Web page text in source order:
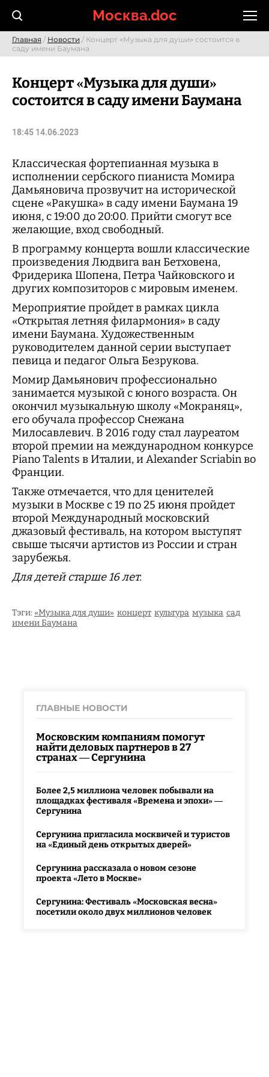
Москва.doc
Главная / Новости / Концерт «Музыка для души» состоится в
саду имени Баумана
Концерт «Музыка для души»
состоится в саду имени Баумана
18:45 14.06.2023
Классическая фортепианная музыка в
исполнении сербского пианиста Момира
Дамьяновича прозвучит на исторической
сцене «Ракушка» в саду имени Баумана 19
июня, с 19:00 до 20:00. Прийти смогут все
желающие, вход свободный.
В программу концерта вошли классические
произведения Людвига ван Бетховена,
Фридерика Шопена, Петра Чайковского и
других композиторов с мировым именем.
Мероприятие пройдет в рамках цикла
«Открытая летняя филармония» в саду
имени Баумана. Художественным
руководителем данной серии выступает
певица и педагог Ольга Безрукова.
Момир Дамьянович профессионально
занимается музыкой с юного возраста. Он
окончил музыкальную школу «Мокраняц»,
его обучала профессор Снежана
Милосавлевич. В 2016 году стал лауреатом
второй премии на международном конкурсе
Piano Talents в Италии, и Alexander Scriabin во
Франции.
Также отмечается, что для ценителей
музыки в Москве с 19 по 25 июня пройдет
второй Международный московский
джазовый фестиваль, на котором выступят
свыше тысячи артистов из России и стран
зарубежья.
Для детей старше 16 лет.
Тэги: «Музыка для души» концерт культура музыка сад
имени Баумана
ГЛАВНЫЕ НОВОСТИ
Московским компаниям помогут
найти деловых партнеров в 27
странах — Сергунина
Более 2,5 миллиона человек побывали на
площадках фестиваля «Времена и эпохи» —
Сергунина
Сергунина пригласила москвичей и туристов
на «Единый день открытых дверей»
Сергунина рассказала о новом сезоне
проекта «Лето в Москве»
Сергунина: Фестиваль «Московская весна»
посетили около двух миллионов человек